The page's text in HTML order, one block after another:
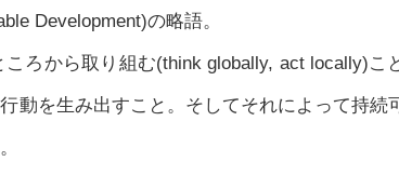
Development)の略語。
ろから取り組む(think globally, act locally)こ
動を生み出すこと。そしてそれによって持続